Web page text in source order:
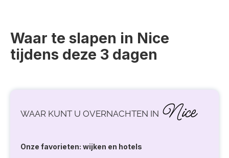
Waar te slapen in Nice
tijdens deze 3 dagen
WAAR KUNT U OVERNACHTEN IN Nice
Onze favorieten: wijken en hotels